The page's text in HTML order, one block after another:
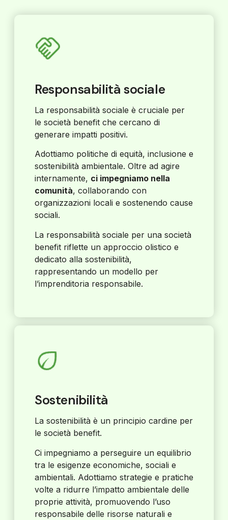
Responsabilità sociale
La responsabilità sociale è cruciale per
le società benefit che cercano di
generare impatti positivi.
Adottiamo politiche di equità, inclusione e
sostenibilità ambientale. Oltre ad agire
internamente, ci impegniamo nella
comunità, collaborando con
organizzazioni locali e sostenendo cause
sociali.
La responsabilità sociale per una società
benefit riflette un approccio olistico e
dedicato alla sostenibilità,
rappresentando un modello per
l’imprenditoria responsabile.
Sostenibilità
La sostenibilità è un principio cardine per
le società benefit.
Ci impegniamo a perseguire un equilibrio
tra le esigenze economiche, sociali e
ambientali. Adottiamo strategie e pratiche
volte a ridurre l’impatto ambientale delle
proprie attività, promuovendo l’uso
responsabile delle risorse naturali e